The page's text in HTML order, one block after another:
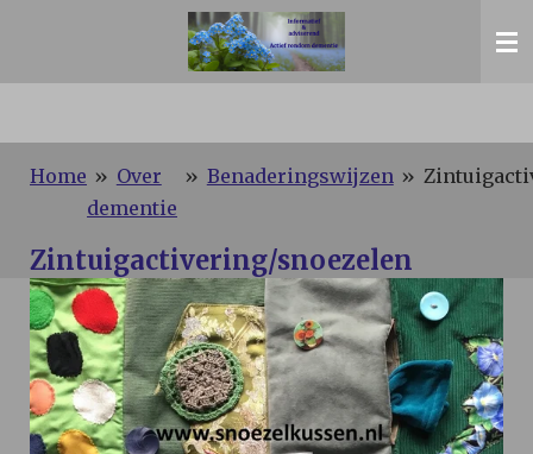
Home » Over
dementie
» Benaderingswijzen »
Zintuigactivering/snoezelen